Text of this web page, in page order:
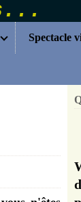
Spectacle